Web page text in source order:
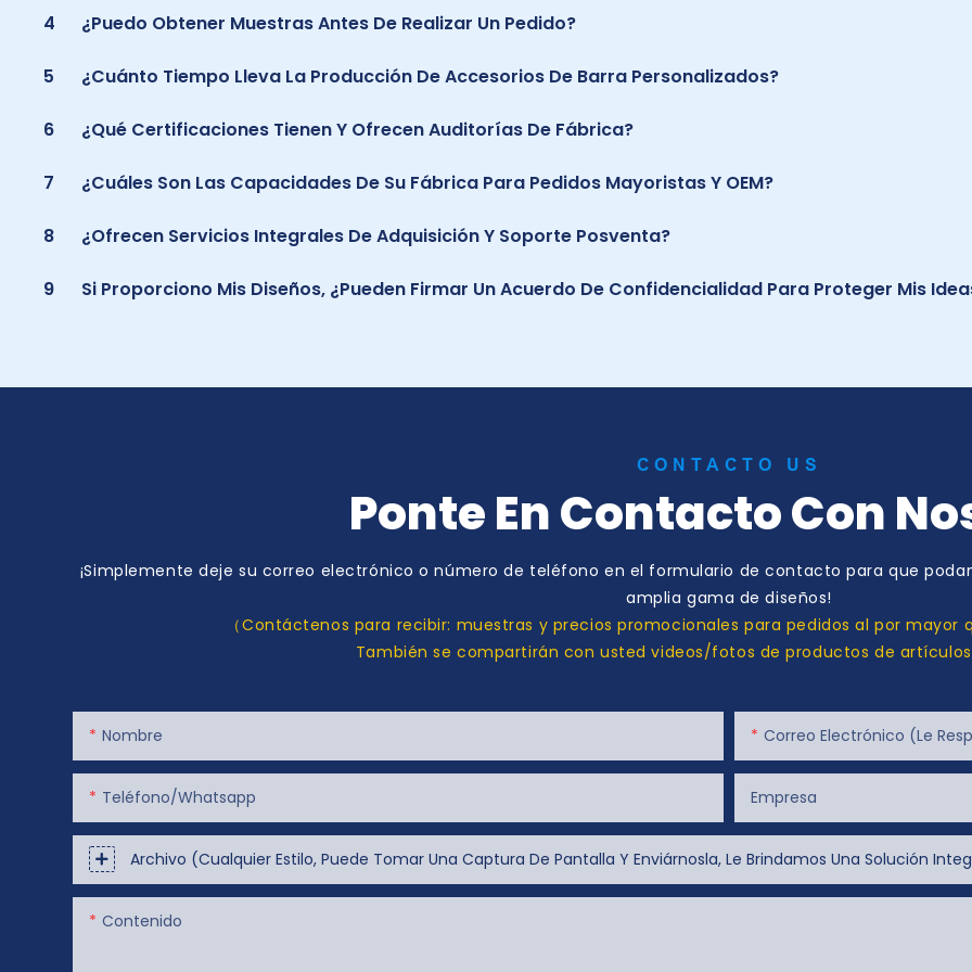
4 ¿Puedo Obtener Muestras Antes De Realizar Un Pedido?
5 ¿Cuánto Tiempo Lleva La Producción De Accesorios De Barra Personalizados?
6 ¿Qué Certificaciones Tienen Y Ofrecen Auditorías De Fábrica?
7 ¿Cuáles Son Las Capacidades De Su Fábrica Para Pedidos Mayoristas Y OEM?
8 ¿Ofrecen Servicios Integrales De Adquisición Y Soporte Posventa?
9 Si Proporciono Mis Diseños, ¿pueden Firmar Un Acuerdo De Confidencialidad Para Proteger Mis
CONTACTO US
Ponte En Contacto Con
¡Simplemente deje su correo electrónico o número de teléfono en el formulario de contacto para que
amplia gama de diseños!
（Contáctenos para recibir: muestras y precios promocionales para pedidos al por mayor
También se compartirán con usted videos/fotos de productos de
Nombre Correo Electrónico (le
Teléfono/whatsapp Empresa
Archivo (cualquier Estilo, Puede Tomar Una Captura De Pantalla Y Enviárnosla, Le Brindamos Una Solución
Contenido